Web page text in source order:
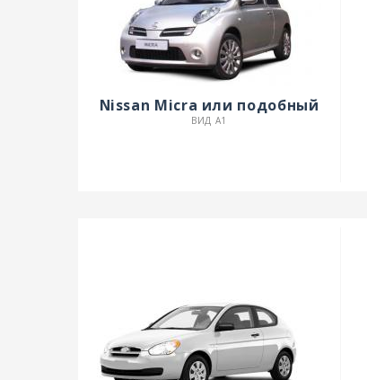
Nissan Micra или подобный
ВИД A1